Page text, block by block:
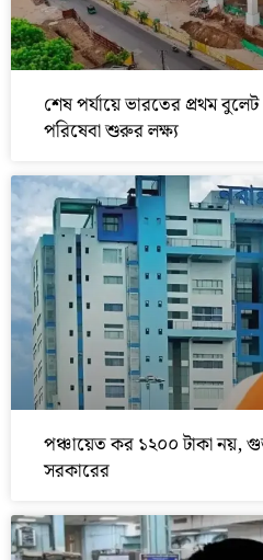
শেষ পর্যায়ে ভারতের প্রথম
পরিষেবা শুরুর লক্ষ্য
পঞ্চায়েত কর ১২০০ টাকা নয়,
সরকারের